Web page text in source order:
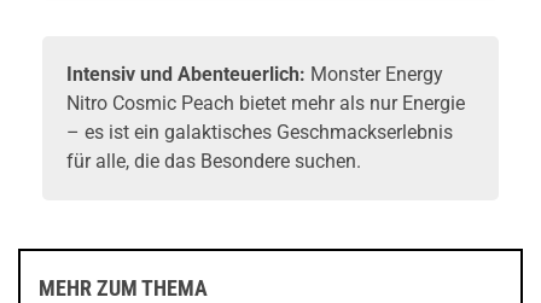
Intensiv und Abenteuerlich: Monster Energy
Nitro Cosmic Peach bietet mehr als nur Energie
– es ist ein galaktisches Geschmackserlebnis
für alle, die das Besondere suchen.
MEHR ZUM THEMA